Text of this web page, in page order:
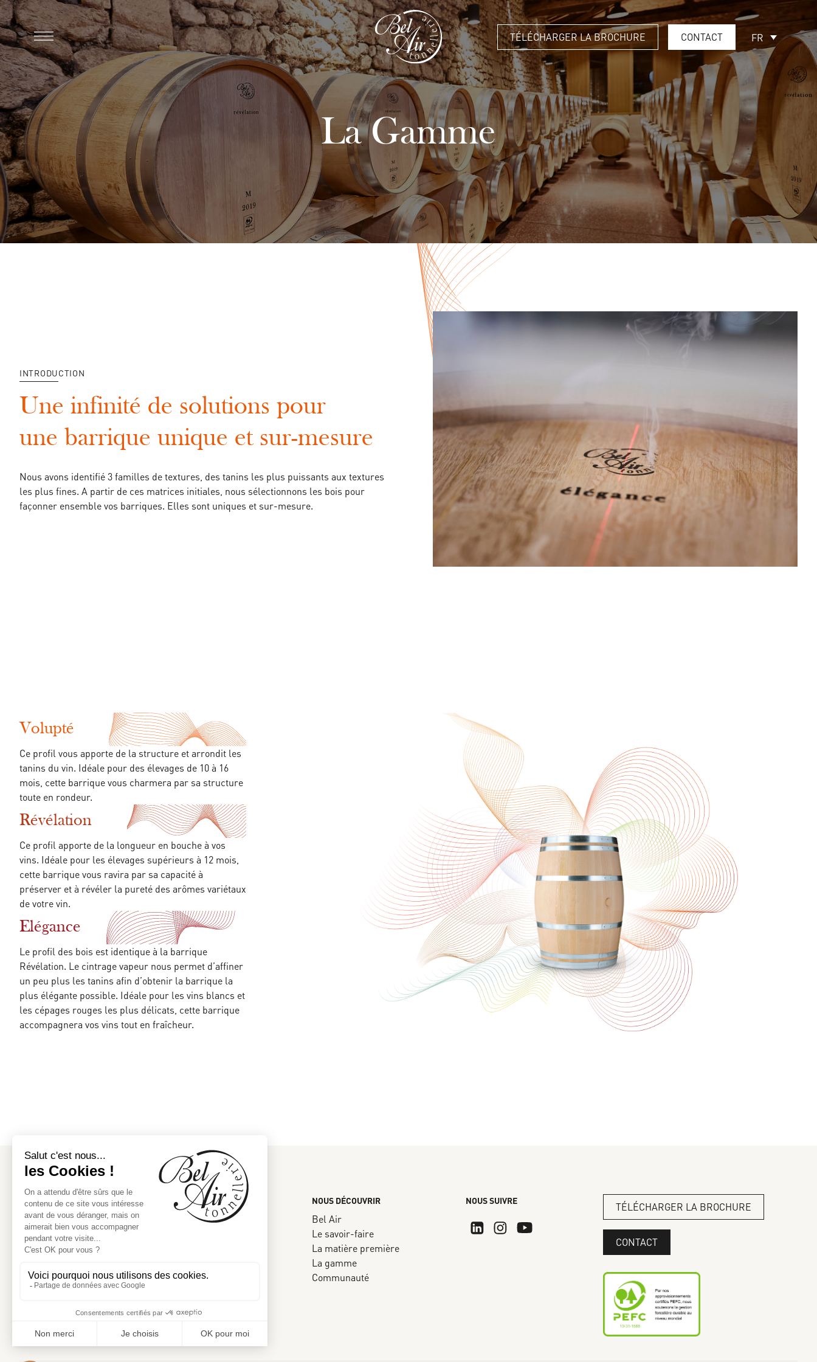
TÉLÉCHARGER LA BROCHURE CONTACT FR
La Gamme
INTRODUCTION
Une infinité de solutions pour
une barrique unique et sur-mesure
Nous avons identifié 3 familles de textures, des tanins les plus puissants aux textures
les plus fines. A partir de ces matrices initiales, nous sélectionnons les bois pour
façonner ensemble vos barriques. Elles sont uniques et sur-mesure.
Volupté
Ce profil vous apporte de la structure et arrondit les
tanins du vin. Idéale pour des élevages de 10 à 16
mois, cette barrique vous charmera par sa structure
toute en rondeur.
Révélation
Ce profil apporte de la longueur en bouche à vos
vins. Idéale pour les élevages supérieurs à 12 mois,
cette barrique vous ravira par sa capacité à
préserver et à révéler la pureté des arômes variétaux
de votre vin.
Elégance
Le profil des bois est identique à la barrique
Révélation. Le cintrage vapeur nous permet d’affiner
un peu plus les tanins afin d’obtenir la barrique la
plus élégante possible. Idéale pour les vins blancs et
les cépages rouges les plus délicats, cette barrique
accompagnera vos vins tout en fraîcheur.
42, route de Créon
NOUS DÉCOUVRIR
Bel Air
Le savoir-faire
La matière première
La gamme
Communauté
NOUS SUIVRE TÉLÉCHARGER LA BROCHURE
CONTACT